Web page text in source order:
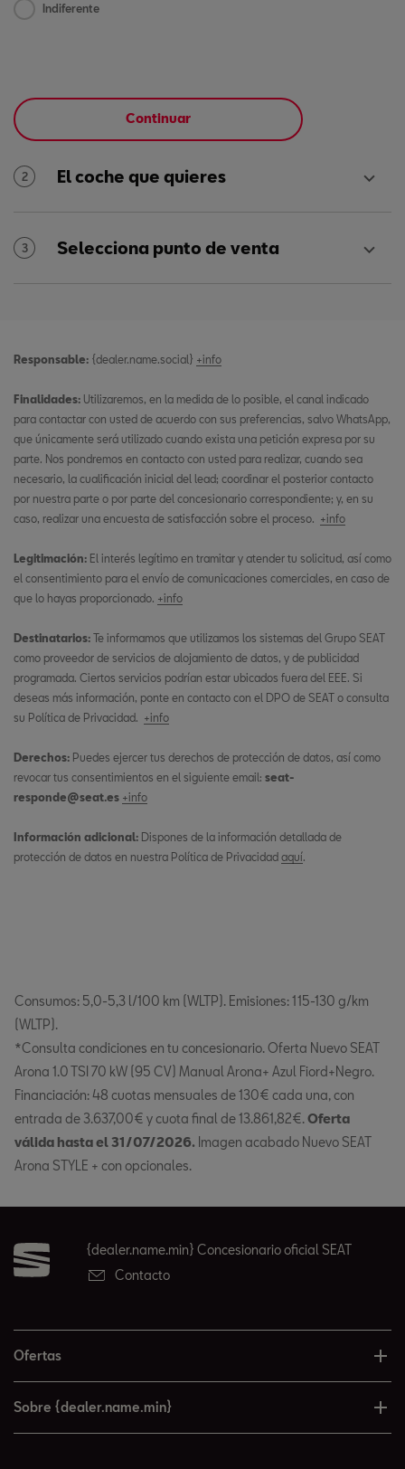
Indiferente
Continuar
2 El coche que quieres
3 Selecciona punto de venta
Responsable: {dealer.name.social} +info
Finalidades: Utilizaremos, en la medida de lo posible, el canal indicado
para contactar con usted de acuerdo con sus preferencias, salvo WhatsApp,
que únicamente será utilizado cuando exista una petición expresa por su
parte. Nos pondremos en contacto con usted para realizar, cuando sea
necesario, la cualificación inicial del lead; coordinar el posterior contacto
por nuestra parte o por parte del concesionario correspondiente; y, en su
caso, realizar una encuesta de satisfacción sobre el proceso. +info
Legitimación: El interés legítimo en tramitar y atender tu solicitud, así como
el consentimiento para el envío de comunicaciones comerciales, en caso de
que lo hayas proporcionado. +info
Destinatarios: Te informamos que utilizamos los sistemas del Grupo SEAT
como proveedor de servicios de alojamiento de datos, y de publicidad
programada. Ciertos servicios podrían estar ubicados fuera del EEE. Si
deseas más información, ponte en contacto con el DPO de SEAT o consulta
su Política de Privacidad. +info
Derechos: Puedes ejercer tus derechos de protección de datos, así como
revocar tus consentimientos en el siguiente email: seat-
responde@seat.es +info
Información adicional: Dispones de la información detallada de
protección de datos en nuestra Política de Privacidad aquí
Consumos: 5,0-5,3 l/100 km (WLTP). Emisiones: 115-130 g/km
(WLTP).
*Consulta condiciones en tu concesionario. Oferta Nuevo SEAT
Arona 1.0 TSI 70 kW (95 CV) Manual Arona+ Azul Fiord+Negro.
Financiación: 48 cuotas mensuales de 130€ cada una, con
entrada de 3.637,00€ y cuota final de 13.861,82€.Oferta
válida hasta el 31/07/2026. Imagen acabado Nuevo SEAT
Arona STYLE + con opcionales.
{dealer.name.min} Concesionario oficial SEAT
Contacto
Ofertas
Sobre {dealer.name.min}